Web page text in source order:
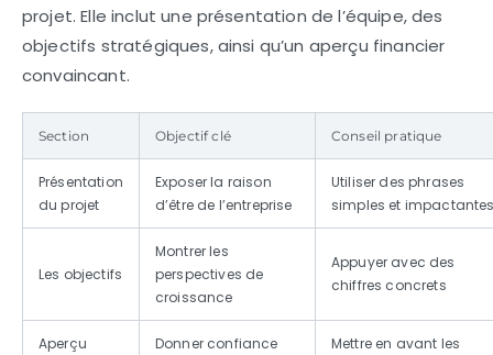
projet. Elle inclut une présentation de l’équipe, des
objectifs stratégiques, ainsi qu’un aperçu financier
convaincant.
Section Objectif clé Conseil pratique
Présentation
du projet
Exposer la raison
d’être de l’entreprise
Utiliser des phrases
simples et
Les objectifs
Montrer les
perspectives de
croissance
Appuyer avec des
chiffres concrets
Aperçu
Donner confiance
Mettre en avant les